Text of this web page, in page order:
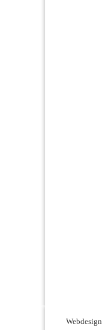
Webdesign